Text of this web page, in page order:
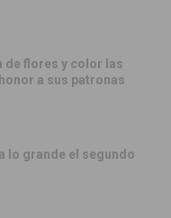
de flores y color las
a sus patronas
lo grande el segundo